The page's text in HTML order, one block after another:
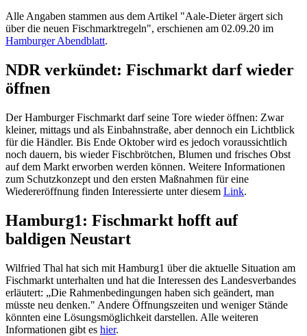
Alle Angaben stammen aus dem Artikel "Aale-Dieter ärgert sich
über die neuen Fischmarktregeln", erschienen am 02.09.20 im
Hamburger Abendblatt.
NDR verkündet: Fischmarkt darf wieder
öffnen
Der Hamburger Fischmarkt darf seine Tore wieder öffnen: Zwar
kleiner, mittags und als Einbahnstraße, aber dennoch ein Lichtblick
für die Händler. Bis Ende Oktober wird es jedoch voraussichtlich
noch dauern, bis wieder Fischbrötchen, Blumen und frisches Obst
auf dem Markt erworben werden können. Weitere Informationen
zum Schutzkonzept und den ersten Maßnahmen für eine
Wiedereröffnung finden Interessierte unter diesem Link.
Hamburg1: Fischmarkt hofft auf
baldigen Neustart
Wilfried Thal hat sich mit Hamburg1 über die aktuelle Situation am
Fischmarkt unterhalten und hat die Interessen des Landesverbandes
erläutert: „Die Rahmenbedingungen haben sich geändert, man
müsste neu denken." Andere Öffnungszeiten und weniger Stände
könnten eine Lösungsmöglichkeit darstellen. Alle weiteren
Informationen gibt es hier.